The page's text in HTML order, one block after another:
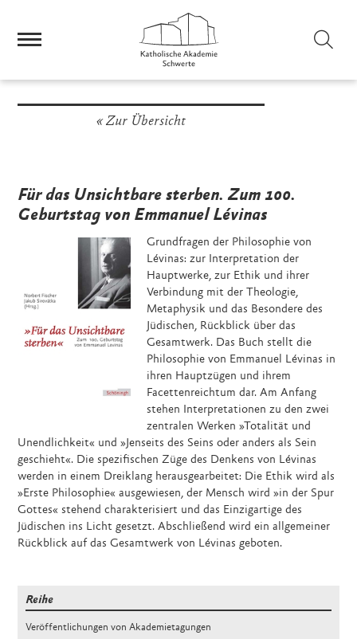
Zur Übersicht
Für das Unsichtbare sterben. Zum 100.
Geburtstag von Emmanuel Lévinas
Grundfragen der Philosophie von
Lévinas: zur Interpretation der
Hauptwerke, zur Ethik und ihrer
Verbindung mit der Theologie,
Metaphysik und das Besondere des
Jüdischen, Rückblick über das
Gesamtwerk. Das Buch stellt die
Philosophie von Emmanuel Lévinas in
ihren Hauptzügen und ihrem
Facettenreichtum dar. Am Anfang
stehen Interpretationen zu den zwei
zentralen Werken »Totalität und
Unendlichkeit« und »Jenseits des Seins oder anders als Sein
geschieht«. Die spezifischen Züge des Denkens von Lévinas
werden in einem Dreiklang herausgearbeitet: Die Ethik wird als
»Erste Philosophie« ausgewiesen, der Mensch wird »in der Spur
Gottes« stehend charakterisiert und das Einzigartige des
Jüdischen ins Licht gesetzt. Abschließend wird ein allgemeiner
Rückblick auf das Gesamtwerk von Lévinas geboten.
Reihe
Veröffentlichungen von Akademietagungen